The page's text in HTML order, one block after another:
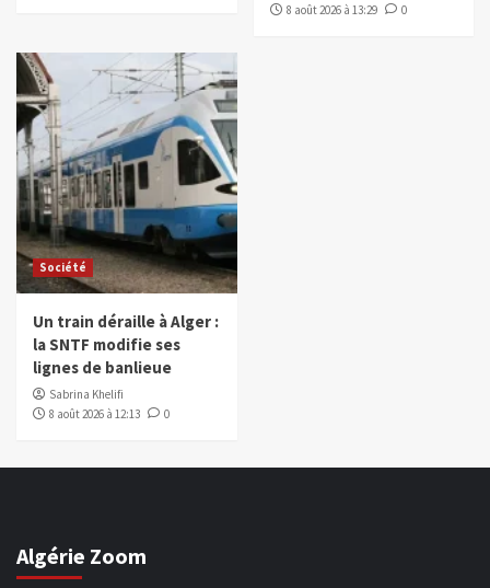
8 août 2026 à 13:29
0
Société
Un train déraille à Alger :
la SNTF modifie ses
lignes de banlieue
Sabrina Khelifi
8 août 2026 à 12:13
0
Algérie Zoom